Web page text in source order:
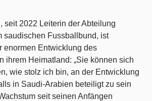
seit 2022 Leiterin der Abteilung
saudischen Fussballbund, ist
enormen Entwicklung des
ihrem Heimatland: „Sie können sich
wie stolz ich bin, an der Entwicklung
in Saudi-Arabien beteiligt zu sein
seit seinen Anfängen